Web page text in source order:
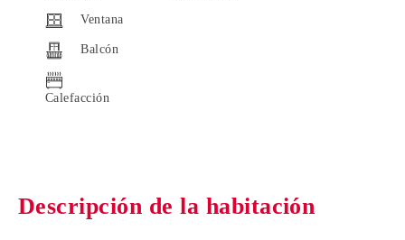
Ventana
Balcón
Calefacción
Descripción de la habitación